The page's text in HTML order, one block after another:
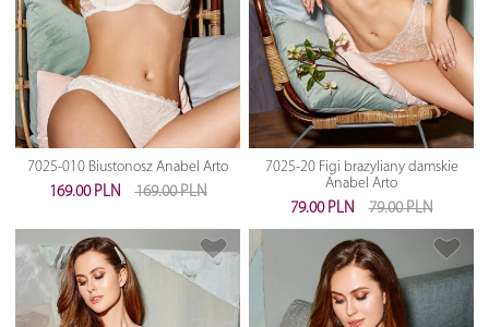
7025-010 Biustonosz Anabel Arto
169.00 PLN
169.00 PLN
7025-20 Figi brazyliany damskie
Anabel Arto
79.00 PLN
79.00 PLN